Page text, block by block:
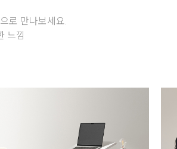
로 만나보세요.
느낌